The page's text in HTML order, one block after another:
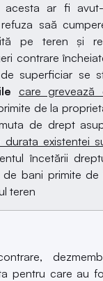
acesta ar fi
saă
pe teren și
contrare
superficiar se
care grevează
de la
de drept
existentei
încetării
bani primite
teren
pentru care au